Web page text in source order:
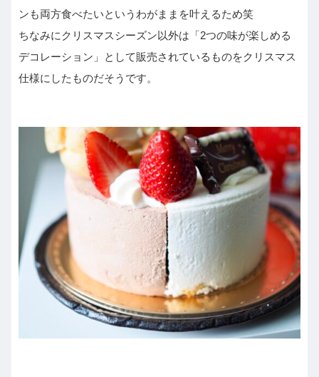
ンも両方食べたいというわがままを叶えるため笑
ちなみにクリスマスシーズン以外は「2つの味が楽しめる
デコレーション」として販売されているものをクリスマス
仕様にしたものだそうです。